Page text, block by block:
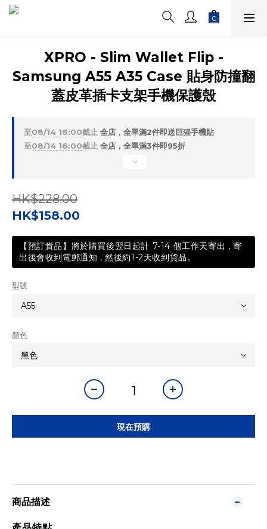
XPRO - Slim Wallet Flip -
Samsung A55 A35 Case 貼身防撞翻
蓋皮革插卡支架手機保護殼
至08/14 16:00截止 全店，全單滿2件即送巨猩手機貼
至08/14 16:00截止 全店，全單滿3件即95折
HK$228.00
HK$158.00
【預訂貨品】將於購買後翌日起計 7-14 個工作天寄出 , 寄
出後會收到電郵通知 , 然後約1-2天收到貨品。
型號
顏色
現在預購
商品描述